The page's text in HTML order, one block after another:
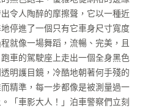
令人陶醉的摩擦聲，它以一種近
停進了一個只有它車身尺寸寬度
就像一場舞蹈，流暢、完美，且
車的駕駛座上走出一個全身黑色
明護目鏡，冷酷地朝著何手殘的
精準，每一步都像是被測量過一
「車影大人！」泊車警察們立刻